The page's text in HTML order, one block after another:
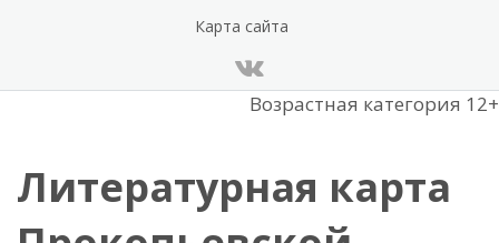
Карта сайта
Возрастная категория 12+
Литературная карта